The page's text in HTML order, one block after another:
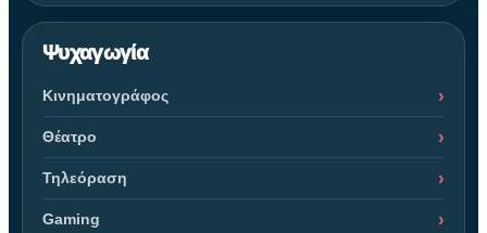
Ψυχαγωγία
Κινηματογράφος
Θέατρο
Τηλεόραση
Gaming